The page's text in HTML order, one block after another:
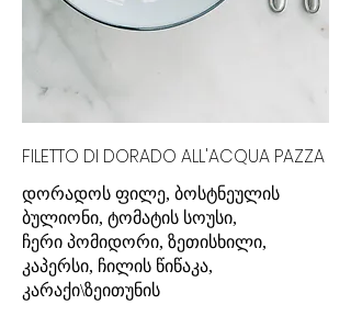
FILETTO DI DORADO ALL'ACQUA PAZZA
დორადოს ფილე, ბოსტნეულის
ბულიონი, ტომატის სოუსი,
ჩერი პომიდორი, ზეთისხილი,
კაპერსი, ჩილის წიწაკა,
კარაქი\ზეითუნის